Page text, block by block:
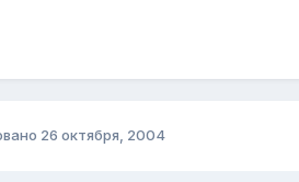
26 октября, 2004